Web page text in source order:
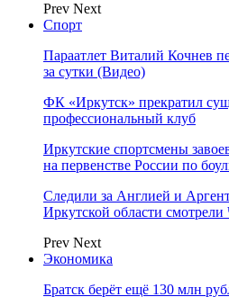
Prev Next
Спорт
Параатлет Виталий Кочнев
за сутки (Видео)
ФК «Иркутск» прекратил
профессиональный клуб
Иркутские спортсмены
на первенстве России по
Следили за Англией и
Иркутской области
Prev Next
Экономика
Братск берёт ещё 130 млн